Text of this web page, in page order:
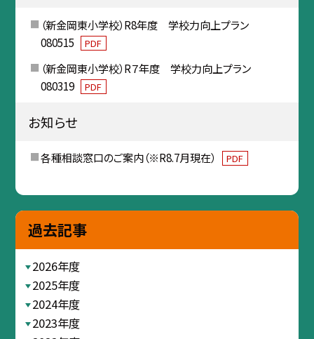
（新金岡東小学校）R8年度 学校力向上プラン
080515
PDF
（新金岡東小学校）R７年度 学校力向上プラン
080319
PDF
お知らせ
各種相談窓口のご案内（※R8.7月現在） PDF
過去記事
2026年度
2025年度
2024年度
2023年度